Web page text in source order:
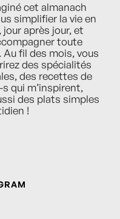
cet almanach
simplifier la vie en
jour après jour, et
toute
Au fil des mois, vous
des spécialités
des recettes de
qui m’inspirent,
des plats simples
!